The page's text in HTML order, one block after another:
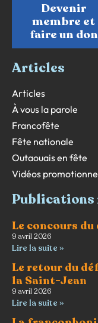
Devenir
membre et
faire un don
Articles
Articles
À vous la parole
Francofête
Fête nationale
Outaouais en fête
Vidéos
Publications
Le concours
9 avril 2026
Lire la suite »
Le retour du
la Saint-Jean
9 avril 2026
Lire la suite »